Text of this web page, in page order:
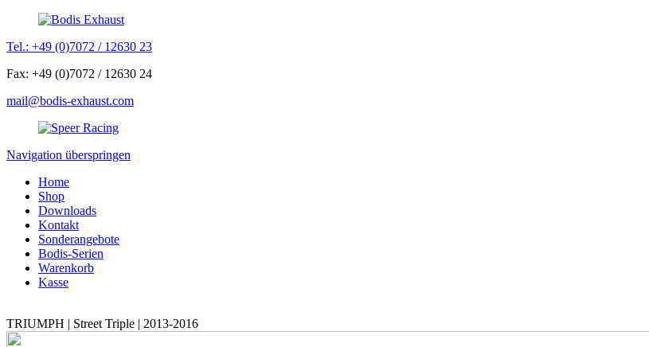
Tel.: +49 (0)7072 / 12630 23
Fax: +49 (0)7072 / 12630 24
mail@bodis-exhaust.com
Navigation überspringen
Home
Shop
Downloads
Kontakt
Sonderangebote
Bodis-Serien
Warenkorb
Kasse
TRIUMPH | Street Triple | 2013-2016